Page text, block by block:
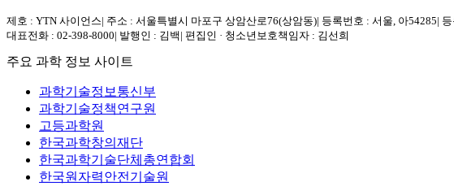
제호 : YTN 사이언스| 주소 : 서울특별시 마포구 상암산로76(상암동)| 등록번호 : 서울, 아54285|
대표전화 : 02-398-8000| 발행인 : 김백 | 편집인 · 청소년보호책임자 : 김선희
주요 과학 정보 사이트
과학기술정보통신부
과학기술정책연구원
고등과학원
한국과학창의재단
한국과학기술단체총연합회
한국원자력안전기술원